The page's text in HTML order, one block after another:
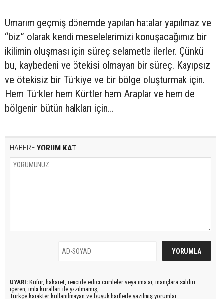
Umarım geçmiş dönemde yapılan hatalar yapılmaz ve
“biz” olarak kendi meselelerimizi konuşacağımız bir
ikilimin oluşması için süreç selametle ilerler. Çünkü
bu, kaybedeni ve ötekisi olmayan bir süreç. Kayıpsız
ve ötekisiz bir Türkiye ve bir bölge oluşturmak için.
Hem Türkler hem Kürtler hem Araplar ve hem de
bölgenin bütün halkları için…
HABERE YORUM KAT
UYARI: Küfür, hakaret, rencide edici cümleler veya imalar, inançlara saldırı
içeren, imla kuralları ile yazılmamış,
Türkçe karakter kullanılmayan ve büyük harflerle yazılmış yorumlar